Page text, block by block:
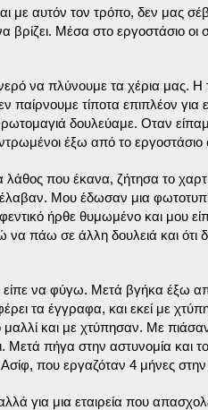
με αυτόν τον τρόπο, δεν μας
βρίζει. Μέσα στο εργοστάσιο οι
να πλύνουμε τα χέρια μας. Η
τίποτα επιπλέον για
δουλεύαμε. Οταν
έξω από το
που έκανα, ζήτησα το
Μου έδωσαν μια
ήρθε θυμωμένο και μου είπε
να πάω σε άλλη δουλειά και ότι
να φύγω. Μετά βγήκα έξω
τα έγγραφα, και εκεί με
και με χτύπησαν. Με
Μετά πήγα στην αστυνομία και
που εργαζόταν 4 μήνες στην
για μια εταιρεία που